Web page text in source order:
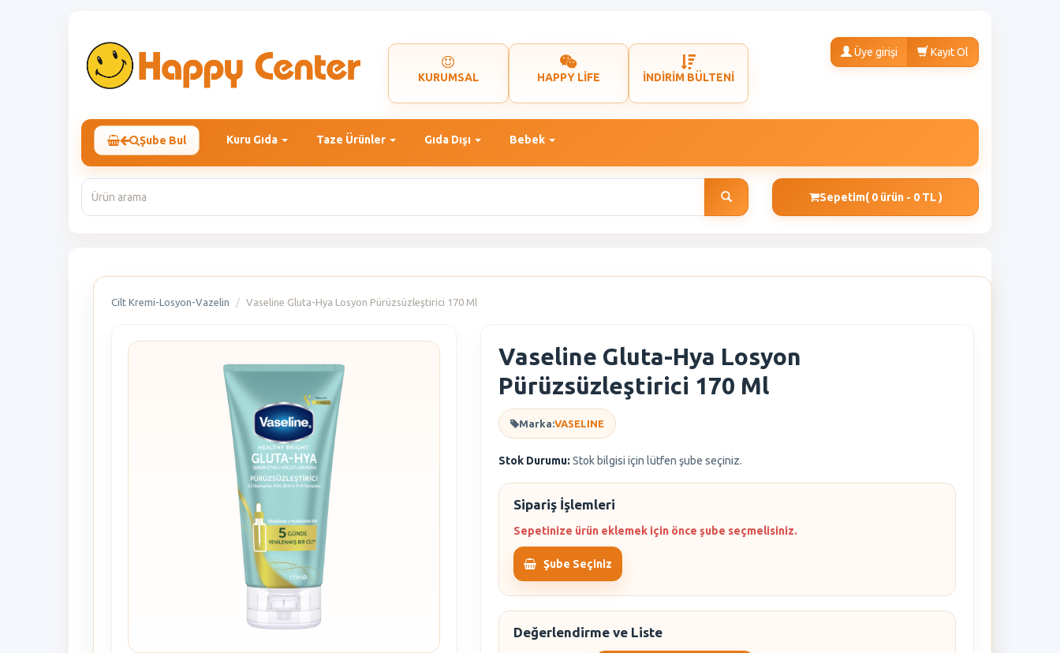
KURUMSAL HAPPY LİFE İNDİRİM BÜLTENİ
Üye girişi Kayıt Ol
Şube Bul Kuru Gıda Taze Ürünler Gıda Dışı Bebek
Sepetim( 0 ürün - 0 TL )
Cilt Kremi-Losyon-Vazelin Vaseline Gluta-Hya Losyon Pürüzsüzleştirici 170 Ml
Vaseline Gluta-Hya Losyon
Pürüzsüzleştirici 170 Ml
Marka:VASELINE
Stok Durumu: Stok bilgisi için lütfen şube seçiniz.
Sipariş İşlemleri
Sepetinize ürün eklemek için önce şube seçmelisiniz.
Şube Seçiniz
Değerlendirme ve Liste